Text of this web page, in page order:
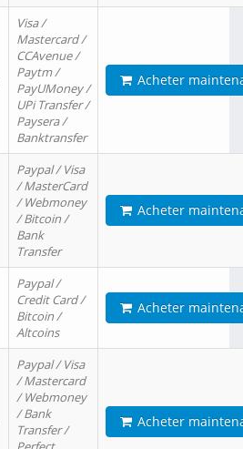
Visa /
Mastercard /
CCAvenue /
Paytm /
PayUMoney /
UPi Transfer /
Paysera /
Banktransfer
Acheter
Paypal / Visa
/ MasterCard
/ Webmoney
/ Bitcoin /
Bank
Transfer
Acheter
Paypal /
Credit Card /
Bitcoin /
Altcoins
Acheter
Paypal / Visa
/ Mastercard
/ Webmoney
/ Bank
Transfer /
Acheter